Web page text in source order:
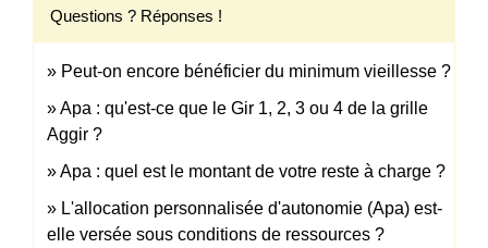
Questions ? Réponses !
Peut-on encore bénéficier du minimum vieillesse ?
Apa : qu'est-ce que le Gir 1, 2, 3 ou 4 de la grille
Aggir ?
Apa : quel est le montant de votre reste à charge ?
L'allocation personnalisée d'autonomie (Apa) est-
elle versée sous conditions de ressources ?